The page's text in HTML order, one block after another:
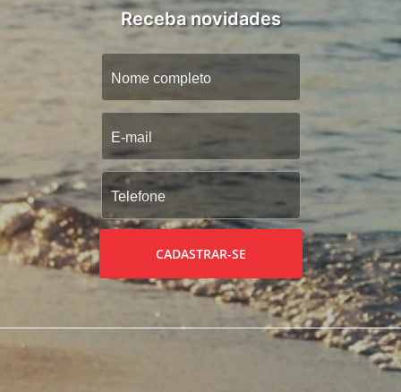
Receba novidades
CADASTRAR-SE